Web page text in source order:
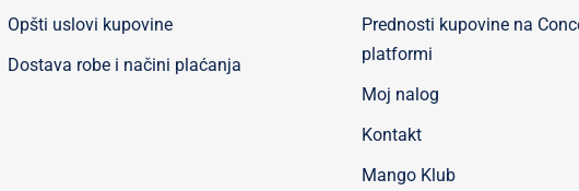
Opšti uslovi kupovine
Dostava robe i načini plaćanja
Prednosti kupovine na
platformi
Moj nalog
Kontakt
Mango Klub